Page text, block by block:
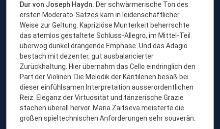
Dur von Joseph Haydn. Der schwärmerische Ton des
ersten Moderato-Satzes kam in leidenschaftlicher
Weise zur Geltung. Kapriziöse Munterkeit beherrschte
das atemlos gestaltete Schluss-Allegro, im Mittel-Teil
überwog dunkel drängende Emphase. Und das Adagio
bestach mit dezenter, gut ausbalancierter
Zurückhaltung. Hier übernahm das Cello eindringlich den
Part der Violinen. Die Melodik der Kantilenen besaß bei
dieser einfühlsamen Interpretation ausserordentlichen
Reiz. Eleganz der Virtuosität und tänzerische Grazie
stachen überall hervor. Maria Zaitseva meisterte die
großen spieltechnischen Anforderungen sehr souverän.